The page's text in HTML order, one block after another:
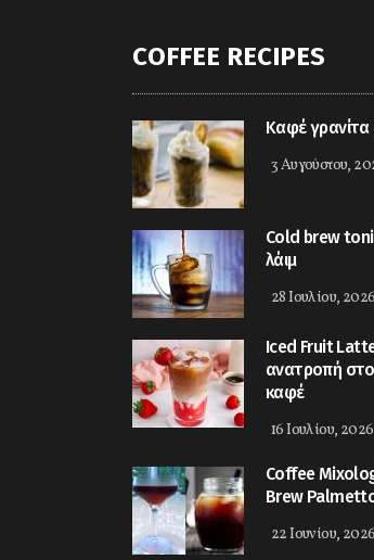
COFFEE RECIPES
Kαφέ γρανίτα
3 Αυγούστου,
Cold brew
λάιμ
28 Ιουλίου, 2026
Iced Fruit
ανατροπή
καφέ
16 Ιουλίου, 2026
Coffee
Brew
22 Ιουνίου, 2026